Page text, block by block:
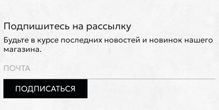
Подпишитесь на рассылку
Будьте в курсе последних новостей и новинок нашего
магазина.
ПОДПИСАТЬСЯ